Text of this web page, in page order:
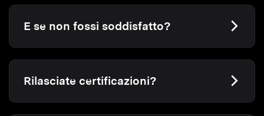
E se non fossi soddisfatto?
Rilasciate certificazioni?